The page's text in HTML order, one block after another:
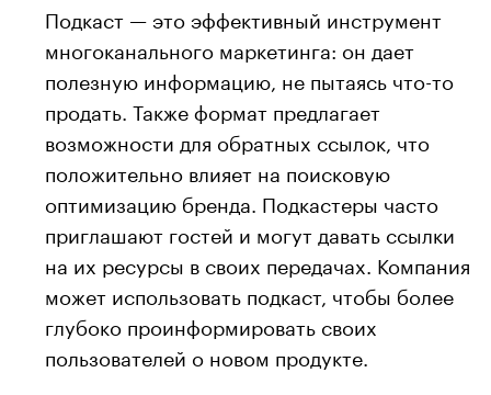
Подкаст — это эффективный инструмент
многоканального маркетинга: он дает
полезную информацию, не пытаясь что-то
продать. Также формат предлагает
возможности для обратных ссылок, что
положительно влияет на поисковую
оптимизацию бренда. Подкастеры часто
приглашают гостей и могут давать ссылки
на их ресурсы в своих передачах. Компания
может использовать подкаст, чтобы более
глубоко проинформировать своих
пользователей о новом продукте.